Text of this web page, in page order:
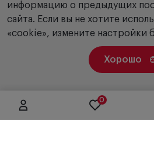
0
информацию о предыдущих
сайта. Если вы не хотите
«cookie», измените настройки
Хорошо